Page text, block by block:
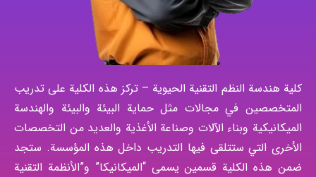
كلية هندسة النظم التقنية الحيوية – تركز هذه الكلية على تدريب
المتخصصين في مجالات مثل حماية البيئة والبيئة والهندسة
الميكانيكية وبناء الآلات وصناعة الأغذية والعديد من التخصصات
الأخرى التي ستتلقى فيها التدريب داخل هذه المؤسسة. ستجد
ضمن هذه الكلية قسمين يسمى “الميكانيكا” و”الأنظمة التقنية